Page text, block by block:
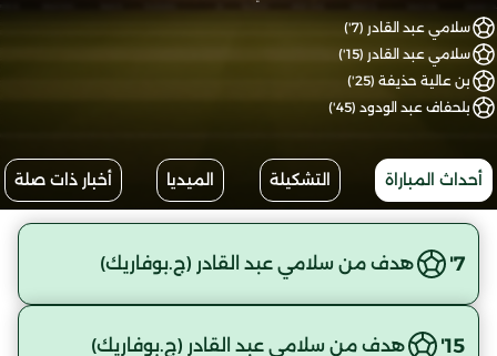
سلامي عبد القادر (7')
سلامي عبد القادر (15')
بن عالية حذيفة (25')
بلحفاف عبد الودود (45')
أحداث المباراة التشكيلة الميديا أخبار ذات صلة
7' هدف من سلامي عبد القادر (ج.بوفاريك)
15' هدف من سلامي عبد القادر (ج.بوفاريك)